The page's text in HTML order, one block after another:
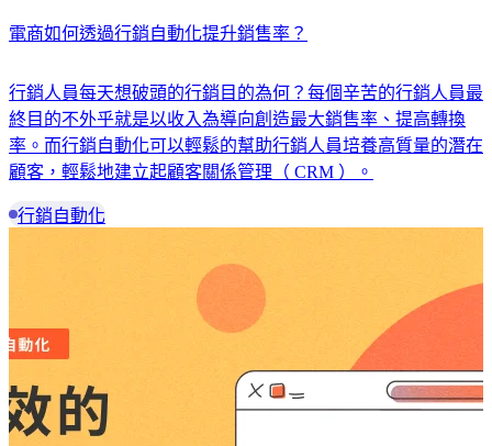
電商如何透過行銷自動化提升銷售率？
行銷人員每天想破頭的行銷目的為何？每個辛苦的行銷人員最
終目的不外乎就是以收入為導向創造最大銷售率、提高轉換
率。而行銷自動化可以輕鬆的幫助行銷人員培養高質量的潛在
顧客，輕鬆地建立起顧客關係管理（ CRM ）。
行銷自動化